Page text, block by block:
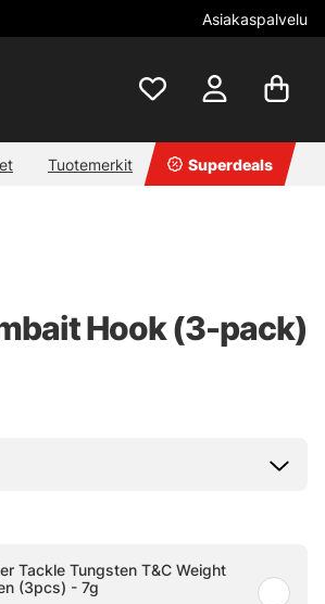
Asiakaspalvelu
Tuotemerkit Superdeals
Hook (3-pack)
Tackle Tungsten T&C Weight
(3pcs) - 7g